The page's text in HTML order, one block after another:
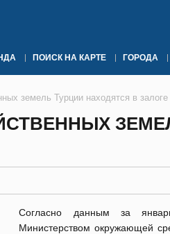
ПОИСК НА КАРТЕ ГОРОДА
земель Турции находятся в залоге
Согласно данным за
Министерством окружающей